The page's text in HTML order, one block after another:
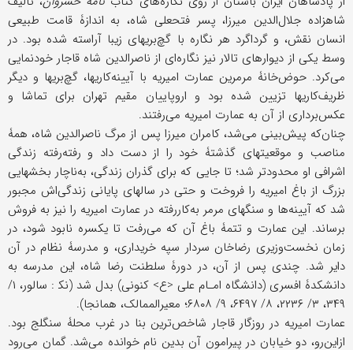
شاهزاده جلال‌الدین میرزا، پسر فتحعلی شاه، به اندازۀ قامت طبیعی
انسان نقش، و گرداگرد هر نگاره با گچ‌بریهای زیبا آراسته شده بود. در
وسط یکی از دیوارهای تالار نیز نگاره‌ای از ناصرالدین شاه قاجار خودنمایی
می‌کرد. حوض‌خانۀ مرمرین عمارت امیریه با آیینه‌کاریها، گچ‌بریها و دیگر
ظریف‌کاریها تزیین شده بود و اروپاییان مقیم تهران برای تماشا و
عکس‌برداری از آن به عمارت امیریه می‌رفتند.
چنان‌که پیش‌بینی می‌شد، کامران میرزا پس از مرگ ناصرالدین شاه، همۀ
مناصب و موقعیتهای گذشتۀ خود را از دست داد و رفته‌رفته زندگی
اشرافی او محدودتر شد؛ تا جایی که برای گذران زندگی، به‌ناچار بخشهایی
بزرگ از باغ امیریه را فروخت و حتى در سالهای پایانی زندگی‌اش مجبور
شد که آیینه‌ها و سنگهای مرمر به‌کاررفته در عمارت امیریه را نیز به فروش
برساند. این عمارت و تتمۀ باغ آن که می‌رفت تا یکسره نابود شود، در
زمان نخست‌وزیری رضاخان سردار سپه خریداری، و مدرسۀ نظام در آن
دایر شد. چندی پس از آن، در دورۀ سلطنت رضا شاه، این مدرسه به
دانشکدۀ افسری (دانشگاه امـام علی <ع> کنونی) بدل شد (نک‍ : سالور، ۱/
۳۴۹، ۳/ ۲۲۳۶، ۸/ ۶۴۹۷، ۹/ ۶۸۰۸؛ معیرالممالک، همانجا).
عمارت امیریه در روزگار قاجار شاخص‌ترین بنا در غرب محلۀ سنگلج بود.
از‌این‌رو، دو خیابان در پیرامون آن بدین نام خوانده می‌شد. گمان می‌رود